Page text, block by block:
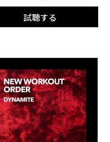
試聴する